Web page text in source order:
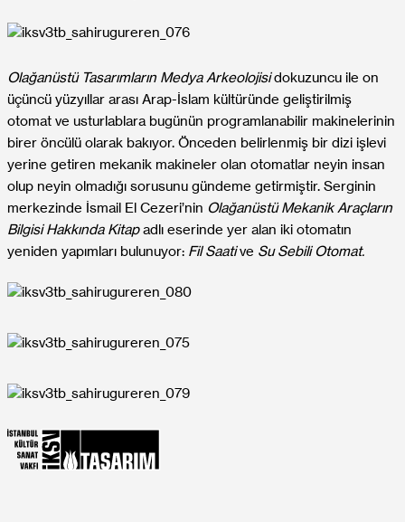
Olağanüstü Tasarımların Medya Arkeolojisidokuzuncu ile on
üçüncü yüzyıllar arası Arap-İslam kültüründe geliştirilmiş
otomat ve usturlablara bugünün programlanabilir makinelerinin
birer öncülü olarak bakıyor. Önceden belirlenmiş bir dizi işlevi
yerine getiren mekanik makineler olan otomatlar neyin insan
olup neyin olmadığı sorusunu gündeme getirmiştir. Serginin
merkezinde İsmail El Cezeri’nin Olağanüstü Mekanik Araçların
Bilgisi Hakkında Kitapadlı eserinde yer alan iki otomatın
yeniden yapımları bulunuyor: Fil Saative Su Sebili Otomat.